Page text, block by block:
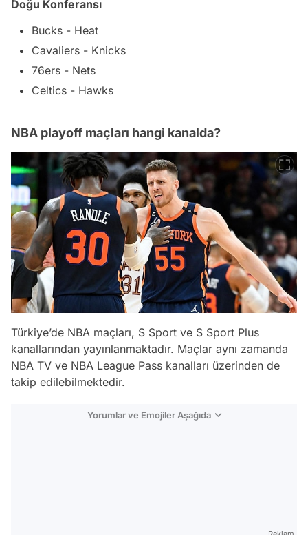
Doğu Konferansı
Bucks - Heat
Cavaliers - Knicks
76ers - Nets
Celtics - Hawks
NBA playoff maçları hangi kanalda?
Türkiye’de NBA maçları, S Sport ve S Sport Plus
kanallarından yayınlanmaktadır. Maçlar aynı zamanda
NBA TV ve NBA League Pass kanalları üzerinden de
takip edilebilmektedir.
Yorumlar ve Emojiler Aşağıda